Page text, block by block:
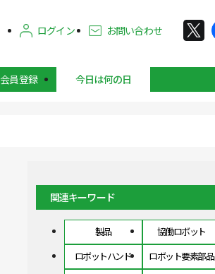
ログイン お問い合わせ
会員登録 今日は何の日
関連キーワード
製品
協働ロボット
ロボットハンド
ロボット要素部品